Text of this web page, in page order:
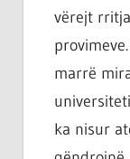
vërejt
marrë
ka nisur